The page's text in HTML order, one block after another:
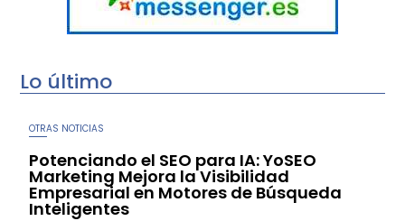
Lo último
OTRAS NOTICIAS
Potenciando el SEO para IA: YoSEO
Marketing Mejora la Visibilidad
Empresarial en Motores de Búsqueda
Inteligentes